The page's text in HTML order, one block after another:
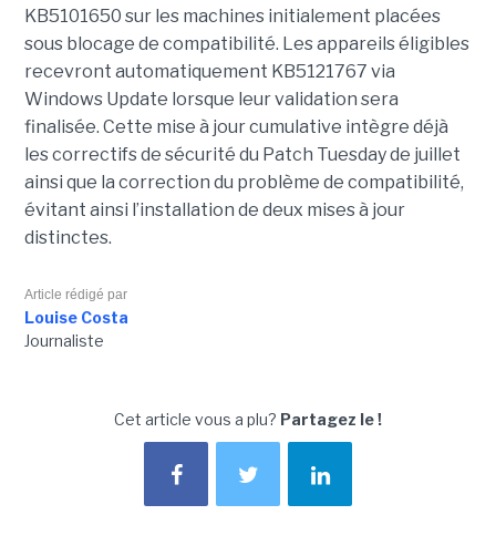
KB5101650 sur les machines initialement placées
sous blocage de compatibilité. Les appareils éligibles
recevront automatiquement KB5121767 via
Windows Update lorsque leur validation sera
finalisée. Cette mise à jour cumulative intègre déjà
les correctifs de sécurité du Patch Tuesday de juillet
ainsi que la correction du problème de compatibilité,
évitant ainsi l’installation de deux mises à jour
distinctes.
Article rédigé par
Louise Costa
Journaliste
Cet article vous a plu? Partagez le !